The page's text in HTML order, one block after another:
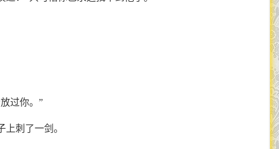
过你。”
刺了一剑。